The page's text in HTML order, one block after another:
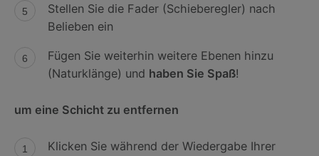
Stellen Sie die Fader (Schieberegler) nach
Belieben ein
Fügen Sie weiterhin weitere Ebenen hinzu
(Naturklänge) und haben Sie Spaß!
um eine Schicht zu entfernen
Klicken Sie während der Wiedergabe Ihrer